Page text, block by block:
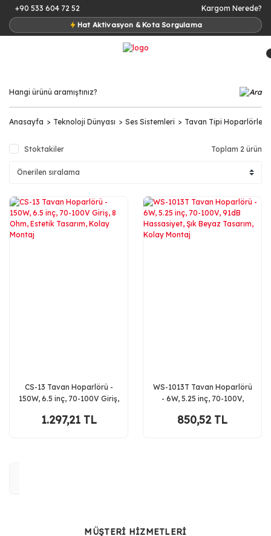
+90 533 604 72 52
Hat Aktivasyon & Kota Sorgulama
Kargom Nerede?
Anasayfa Teknoloji Dünyası Ses Sistemleri Tavan Tipi Hoparlörler
Stoktakiler Toplam 2 ürün
CS-13 Tavan Hoparlörü -
150W, 6.5 inç, 70-100V Giriş,
Kolay Montaj
1.297,21 TL
WS-1013T Tavan Hoparlörü
- 6W, 5.25 inç, 70-100V,
Tasarım, Kolay Montaj
850,52 TL
MÜŞTERİ HİZMETLERİ